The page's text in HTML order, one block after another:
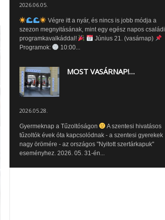
2026.06.05.
Végre itt a nyár, és nincs is jobb módja a
szezon megnyitásának, mint egy egész napos családi
programkavalkáddal!
Június 21. (vasárnap)
Programok:
10:00...
MOST VASÁRNAP!…
2026.05.28.
Gyermeknap a Tűzoltóságon
A szentesi hivatásos
tűzoltók évek óta kapcsolódnak - a szentesi gyerekek
nagy örömére - az országos "Nyitott szertárkapuk"
eseményhez. 2026. 05. 31-én...